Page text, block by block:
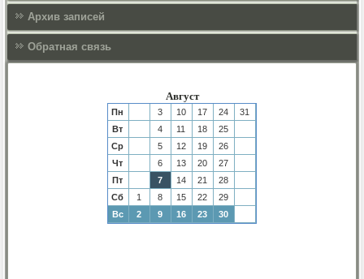
Архив записей
Обратная связь
Август
Пн 3 10 17 24
31
Вт
4 11 18
25
Ср
5 12 19
26
Чт
6 13 20
27
Пт
7 14 21
28
Сб
1 8 15 22
29
Вс
2 9 16 23 30